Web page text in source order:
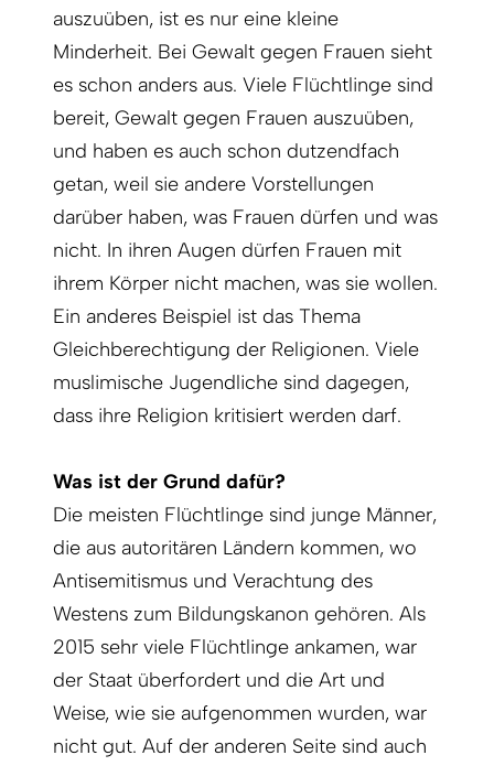
auszuüben, ist es nur eine kleine
Minderheit. Bei Gewalt gegen Frauen sieht
es schon anders aus. Viele Flüchtlinge sind
bereit, Gewalt gegen Frauen auszuüben,
und haben es auch schon dutzendfach
getan, weil sie andere Vorstellungen
darüber haben, was Frauen dürfen und was
nicht. In ihren Augen dürfen Frauen mit
ihrem Körper nicht machen, was sie wollen.
Ein anderes Beispiel ist das Thema
Gleichberechtigung der Religionen. Viele
muslimische Jugendliche sind dagegen,
dass ihre Religion kritisiert werden darf.
Was ist der Grund dafür?
Die meisten Flüchtlinge sind junge Männer,
die aus autoritären Ländern kommen, wo
Antisemitismus und Verachtung des
Westens zum Bildungskanon gehören. Als
2015 sehr viele Flüchtlinge ankamen, war
der Staat überfordert und die Art und
Weise, wie sie aufgenommen wurden, war
nicht gut. Auf der anderen Seite sind auch